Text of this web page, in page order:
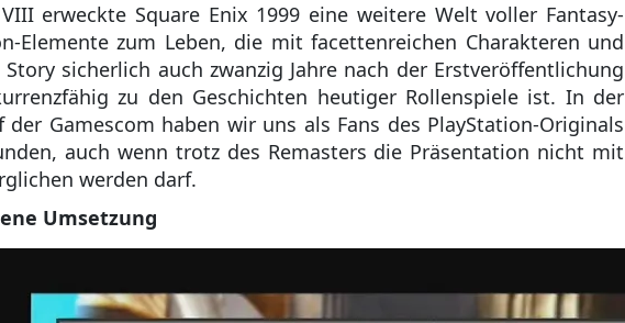
erweckte Square Enix 1999 eine weitere Welt voller Fantasy-
Elemente zum Leben, die mit facettenreichen Charakteren und
sicherlich auch zwanzig Jahre nach der Erstveröffentlichung
zu den Geschichten heutiger Rollenspiele ist. In der
der Gamescom haben wir uns als Fans des PlayStation-Originals
auch wenn trotz des Remasters die Präsentation nicht mit
werden darf.
Umsetzung